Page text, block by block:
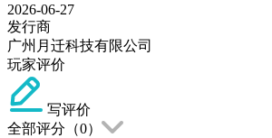
2026-06-27
发行商
广州月迁科技有限公司
玩家评价
写评价
全部评分（0）